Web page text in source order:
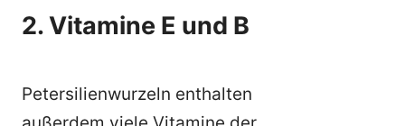
2. Vitamine E und B
Petersilienwurzeln enthalten